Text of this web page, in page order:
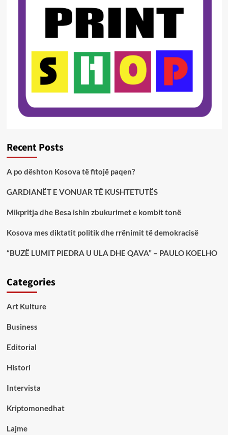
Recent Posts
A po dështon Kosova të fitojë paqen?
GARDIANËT E VONUAR TË KUSHTETUTËS
Mikpritja dhe Besa ishin zbukurimet e kombit tonë
Kosova mes diktatit politik dhe rrënimit të demokracisë
“BUZË LUMIT PIEDRA U ULA DHE QAVA” – PAULO KOELHO
Categories
Art Kulture
Business
Editorial
Histori
Intervista
Kriptomonedhat
Lajme